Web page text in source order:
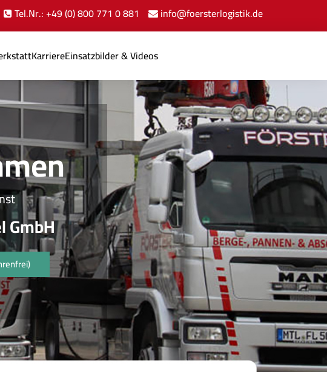
Tel.Nr.: +49 (0) 800 771 0 881 info@foersterlogistik.de
KarriereEinsatzbilder & Videos
GmbH